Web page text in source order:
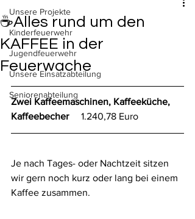
Unsere Projekte
Kinderfeuerwehr
Jugendfeuerwehr
Unsere Einsatzabteilung
Seniorenabteilung
☕Alles rund um den
KAFFEE in der
Feuerwache
Zwei Kaffeemaschinen, Kaffeeküche,
Kaffeebecher 1.240,78 Euro
Je nach Tages- oder Nachtzeit sitzen
wir gern noch kurz oder lang bei einem
Kaffee zusammen.